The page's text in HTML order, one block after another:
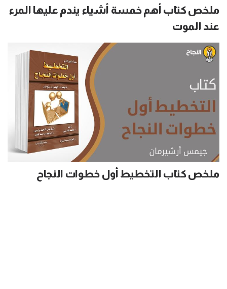
ملخص كتاب أهم خمسة أشياء يندم عليها المرء
عند الموت
ملخص كتاب التخطيط أول خطوات النجاح